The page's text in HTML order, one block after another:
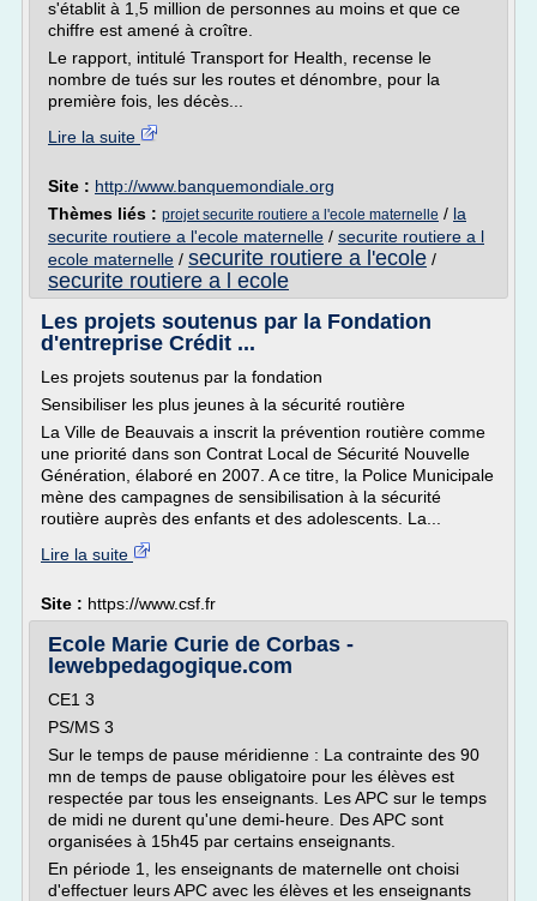
s'établit à 1,5 million de personnes au moins et que ce
chiffre est amené à croître.
Le rapport, intitulé Transport for Health, recense le
nombre de tués sur les routes et dénombre, pour la
première fois, les décès...
Lire la suite
Site : http://www.banquemondiale.org
Thèmes liés : projet securite routiere a l'ecole maternelle / la
securite routiere a l'ecole maternelle / securite routiere a l
ecole maternelle / securite routiere a l'ecole /
securite routiere a l ecole
Les projets soutenus par la Fondation
d'entreprise Crédit ...
Les projets soutenus par la fondation
Sensibiliser les plus jeunes à la sécurité routière
La Ville de Beauvais a inscrit la prévention routière comme
une priorité dans son Contrat Local de Sécurité Nouvelle
Génération, élaboré en 2007. A ce titre, la Police Municipale
mène des campagnes de sensibilisation à la sécurité
routière auprès des enfants et des adolescents. La...
Lire la suite
Site : https://www.csf.fr
Ecole Marie Curie de Corbas -
lewebpedagogique.com
CE1 3
PS/MS 3
Sur le temps de pause méridienne : La contrainte des 90
mn de temps de pause obligatoire pour les élèves est
respectée par tous les enseignants. Les APC sur le temps
de midi ne durent qu'une demi-heure. Des APC sont
organisées à 15h45 par certains enseignants.
En période 1, les enseignants de maternelle ont choisi
d'effectuer leurs APC avec les élèves et les enseignants